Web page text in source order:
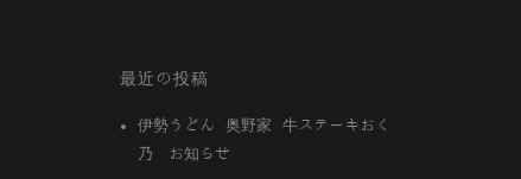
最近の投稿
伊勢うどん 奥野家 牛ステーキおく
乃 お知らせ